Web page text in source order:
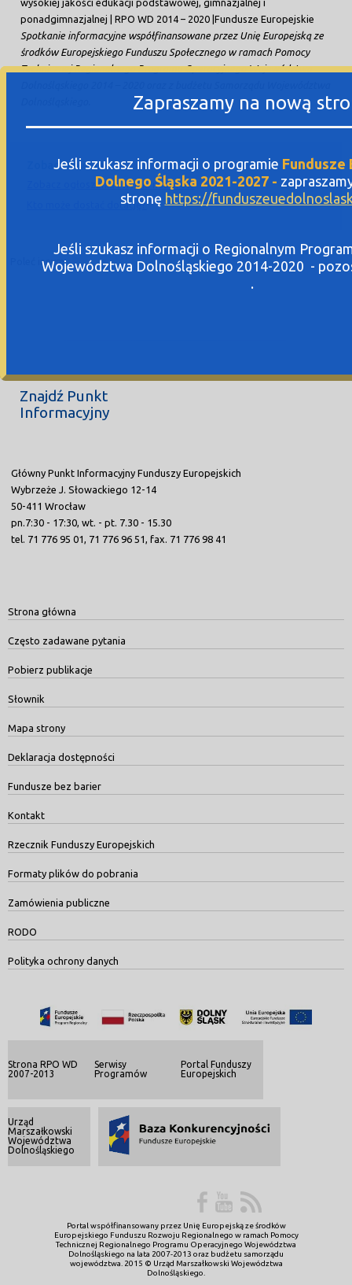
ponadgimnazjalnej | RPO WD 2014 – 2020 |Fundusze Europejskie
Spotkanie informacyjne współfinansowane przez Unię Europejską ze
środków Europejskiego Funduszu Społecznego w ramach Pomocy
Technicznej Regionalnego Programu Operacyjnego Województwa
Zobacz również
Zobacz ogłoszenia i wyniki naborów
Kto może dostać dotację?
Poleć innym:
Znajdź Punkt
Informacyjny
Główny Punkt Informacyjny Funduszy Europejskich
Wybrzeże J. Słowackiego 12-14
50-411 Wrocław
pn.7:30 - 17:30, wt. - pt. 7.30 - 15.30
tel. 71 776 95 01, 71 776 96 51, fax. 71 776 98 41
Strona główna
Często zadawane pytania
Pobierz publikacje
Słownik
Mapa strony
Deklaracja dostępności
Fundusze bez barier
Kontakt
Rzecznik Funduszy Europejskich
Formaty plików do pobrania
Zamówienia publiczne
RODO
Polityka ochrony danych
Strona RPO WD
2007-2013
Serwisy
Programów
Portal Funduszy
Europejskich
Urząd
Marszałkowski
Województwa
Dolnośląskiego
Portal współfinansowany przez Unię Europejską ze środków
Europejskiego Funduszu Rozwoju Regionalnego w ramach Pomocy
Technicznej Regionalnego Programu Operacyjnego Województwa
Dolnośląskiego na lata 2007-2013 oraz budżetu samorządu
województwa. 2015 © Urząd Marszałkowski Województwa
Dolnośląskiego.
Zapraszamy na nową
Jeśli szukasz informacji o programie Fundusze
Dolnego Śląska 2021-2027 -
stronę https://
Jeśli szukasz informacji o Regionalnym
Województwa Dolnośląskiego 2014-2020 -
.